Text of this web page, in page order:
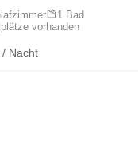
1 Bad
vorhanden
Nacht